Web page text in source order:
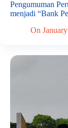
Pengumuman
menjadi “Bank
On